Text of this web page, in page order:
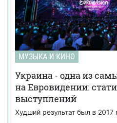
МУЗЫКА И КИНО
Украина - одна из
на Евровидении:
выступлений
Худший результат был в 2017